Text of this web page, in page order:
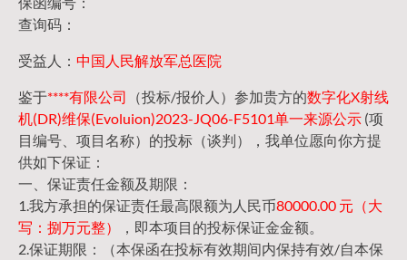
查询码：
受益人： 中国人民解放军总医院
鉴于****有限公司 （投标/报价人）参加贵方的数字化X射线
机(DR)维保(Evoluion)2023-JQ06-F5101单一来源公示 (项
目编号、项目名称）的投标（谈判），我单位愿向你方提
供如下保证：
一、保证责任金额及期限：
1.我方承担的保证责任最高限额为人民币80000.00 元（大
写：捌万元整）
，即本项目的投标保证金金额。
2.保证期限：（本保函在投标有效期间内保持有效/自本保